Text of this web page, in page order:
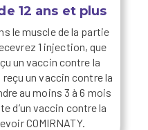
12 ans et plus
le muscle de la partie
1 injection, que
un vaccin contre la
reçu un vaccin contre la
au moins 3 à 6 mois
d’un vaccin contre la
COMIRNATY.